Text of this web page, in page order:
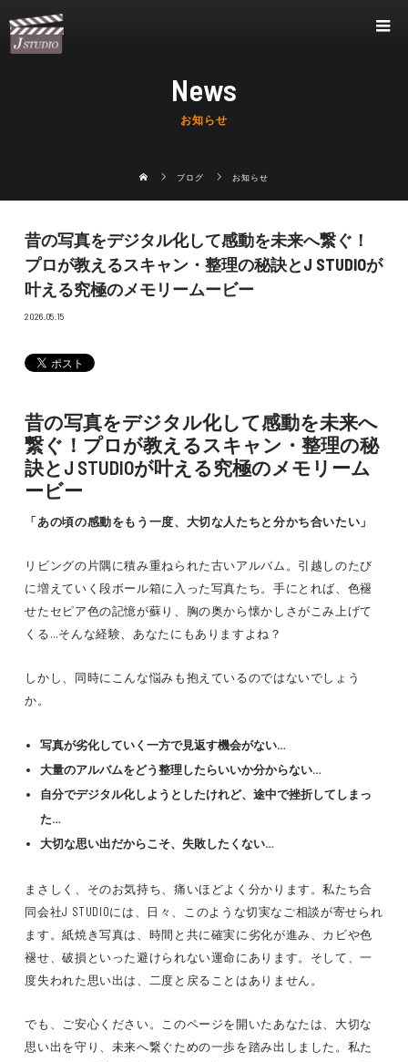
News
お知らせ
ブログ お知らせ
昔の写真をデジタル化して感動を未来へ繋ぐ！
プロが教えるスキャン・整理の秘訣とJ STUDIOが
叶える究極のメモリームービー
2026.05.15
昔の写真をデジタル化して感動を未来へ
繋ぐ！プロが教えるスキャン・整理の秘
訣とJ STUDIOが叶える究極のメモリーム
ービー
「あの頃の感動をもう一度、大切な人たちと分かち合いたい」
リビングの片隅に積み重ねられた古いアルバム。引越しのたび
に増えていく段ボール箱に入った写真たち。手にとれば、色褪
せたセピア色の記憶が蘇り、胸の奥から懐かしさがこみ上げて
くる…そんな経験、あなたにもありますよね？
しかし、同時にこんな悩みも抱えているのではないでしょう
か。
写真が劣化していく一方で見返す機会がない…
大量のアルバムをどう整理したらいいか分からない…
自分でデジタル化しようとしたけれど、途中で挫折してしまっ
た…
大切な思い出だからこそ、失敗したくない…
まさしく、そのお気持ち、痛いほどよく分かります。私たち合
同会社J STUDIOには、日々、このような切実なご相談が寄せられ
ます。紙焼き写真は、時間と共に確実に劣化が進み、カビや色
褪せ、破損といった避けられない運命にあります。そして、一
度失われた思い出は、二度と戻ることはありません。
でも、ご安心ください。このページを開いたあなたは、大切な
思い出を守り、未来へ繋ぐための一歩を踏み出しました。私た